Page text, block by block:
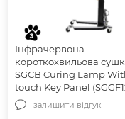
Інфрачервона
короткохвильова
SGCB Curing Lamp
touch Key Panel
залишити відгук